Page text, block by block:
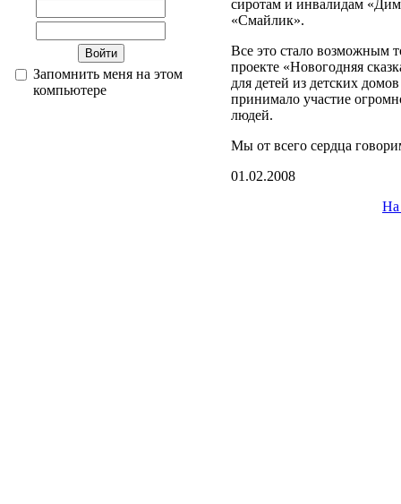
Запомнить меня на этом
компьютере
сиротам и инвалидам
«Смайлик».
Все это стало возможным
проекте «Новогодняя
для детей из детских
принимало участие
людей.
Мы от всего сердца
01.02.2008
На